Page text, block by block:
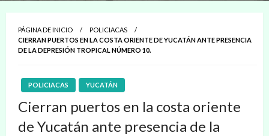
PÁGINA DE INICIO
POLICIACAS
CIERRAN PUERTOS EN LA COSTA ORIENTE DE YUCATÁN ANTE PRESENCIA
DE LA DEPRESIÓN TROPICAL NÚMERO 10.
POLICIACAS YUCATÁN
Cierran puertos en la costa oriente
de Yucatán ante presencia de la